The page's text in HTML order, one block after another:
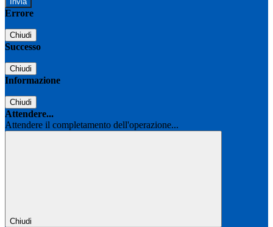
Errore
Chiudi
Successo
Chiudi
Informazione
Chiudi
Attendere...
Attendere il completamento dell'operazione...
Chiudi